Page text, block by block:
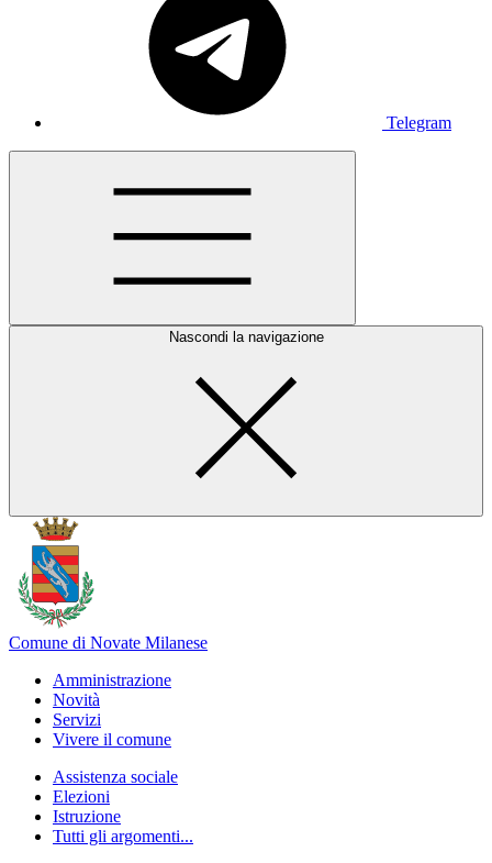
Telegram
Nascondi la navigazione
Comune di Novate Milanese
Amministrazione
Novità
Servizi
Vivere il comune
Assistenza sociale
Elezioni
Istruzione
Tutti gli argomenti...